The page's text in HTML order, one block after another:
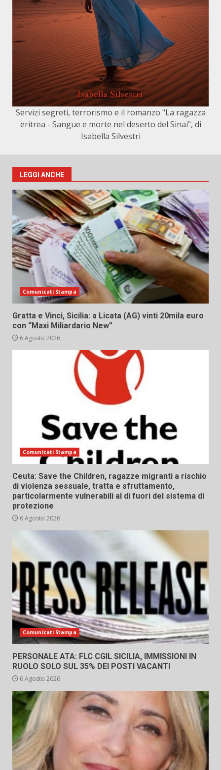
Servizi segreti, terrorismo e il romanzo "La ragazza
eritrea - Sangue e morte nel deserto del Sinai", di
Isabella Silvestri
LEGGI ANCHE
Comunicati Stampa
Gratta e Vinci, Sicilia: a Licata (AG) vinti 20mila euro
con “Maxi Miliardario New”
6 Agosto 2026
Comunicati Stampa
Ceuta: Save the Children, ragazze migranti a rischio
di violenza sessuale, tratta e sfruttamento,
particolarmente vulnerabili al di fuori del sistema di
protezione
6 Agosto 2026
Comunicati Stampa
PERSONALE ATA: FLC CGIL SICILIA, IMMISSIONI IN
RUOLO SOLO SUL 35% DEI POSTI VACANTI
6 Agosto 2026